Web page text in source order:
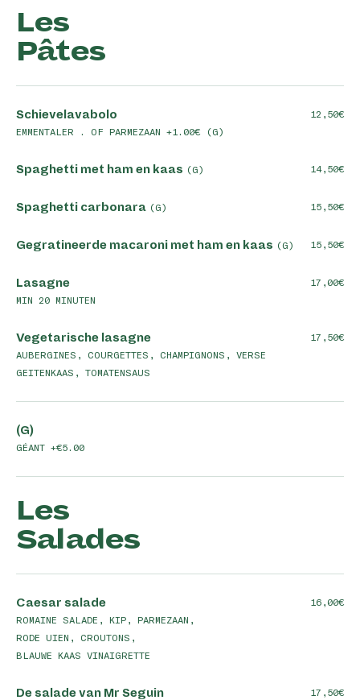
Les
Pâtes
Schievelavabolo
EMMENTALER . OF PARMEZAAN +1.00€ (G)
12,50
Spaghetti met ham en kaas (G) 14,50
Spaghetti carbonara (G) 15,50
Gegratineerde macaroni met ham en kaas (G) 15,50
Lasagne
MIN 20 MINUTEN
17,00
Vegetarische lasagne
AUBERGINES, COURGETTES, CHAMPIGNONS, VERSE
GEITENKAAS, TOMATENSAUS
17,50
(G)
GÉANT +€5.00
Les
Salades
Caesar salade
ROMAINE SALADE, KIP, PARMEZAAN,
RODE UIEN, CROUTONS,
BLAUWE KAAS VINAIGRETTE
16,00
De salade van Mr Seguin 17,50